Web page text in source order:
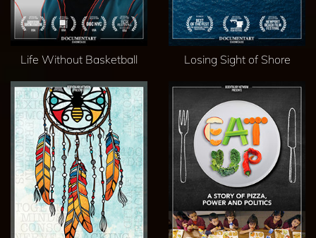
Life Without Basketball Losing Sight of Shore